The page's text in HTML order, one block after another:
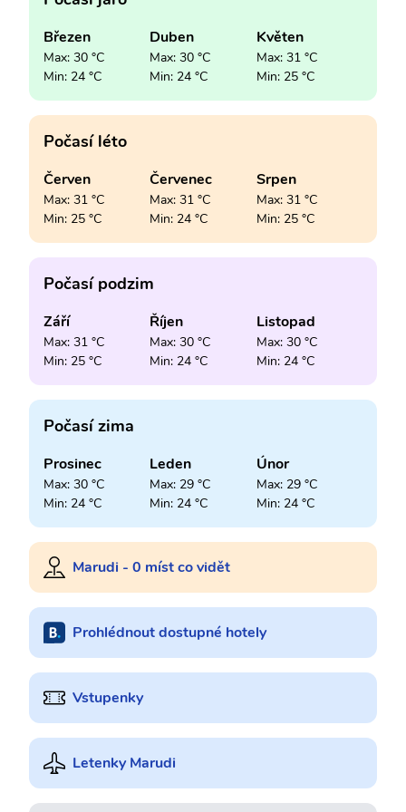
Březen
Max: 30 °C
Min: 24 °C
Duben
Max: 30 °C
Min: 24 °C
Květen
Max: 31 °C
Min: 25 °C
Počasí léto
Červen
Max: 31 °C
Min: 25 °C
Červenec
Max: 31 °C
Min: 24 °C
Srpen
Max: 31 °C
Min: 25 °C
Počasí podzim
Září
Max: 31 °C
Min: 25 °C
Říjen
Max: 30 °C
Min: 24 °C
Listopad
Max: 30 °C
Min: 24 °C
Počasí zima
Prosinec
Max: 30 °C
Min: 24 °C
Leden
Max: 29 °C
Min: 24 °C
Únor
Max: 29 °C
Min: 24 °C
Marudi - 0 míst co vidět
Prohlédnout dostupné hotely
Vstupenky
Letenky Marudi